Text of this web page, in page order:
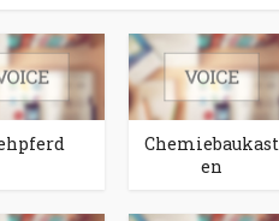
Chemiebaukast
en